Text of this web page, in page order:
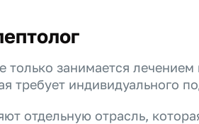
только занимается
требует индивидуального
отдельную отрасль,